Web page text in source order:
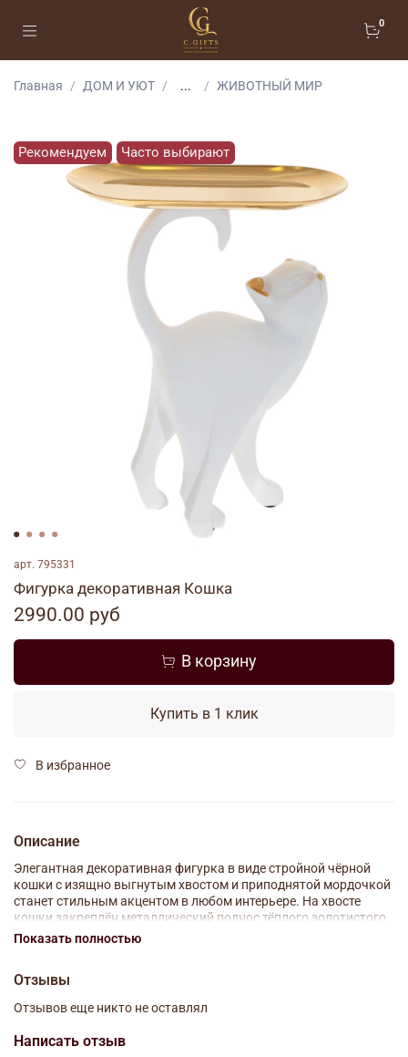
0
Главная ДОМ И УЮТ ... ЖИВОТНЫЙ МИР
Рекомендуем Часто выбирают
арт. 795331
Фигурка декоративная Кошка
2990.00 руб
В корзину
Купить в 1 клик
В избранное
Описание
Элегантная декоративная фигурка в виде стройной чёрной
кошки с изящно выгнутым хвостом и приподнятой мордочкой
станет стильным акцентом в любом интерьере. На хвосте
кошки закреплён металлический поднос тёплого золотистого
оттенка, который можно использовать как миниатюрную
золотой поверхности придаёт изделию современный и
гостиной, спальни, рабочего стола или прихожей, а также
послужит оригинальным подарком любителям кошек и
необычного декора.
Показать полностью
Отзывы
Отзывов еще никто не оставлял
Написать отзыв